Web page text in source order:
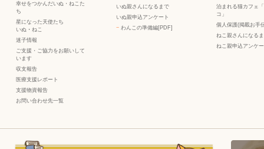
幸せをつかんだいぬ・ねこた
ち
星になった天使たち
いぬ ・ ねこ
迷子情報
ご支援・ご協力をお願いして
います
収支報告
医療支援レポート
支援物資報告
お問い合わせ先一覧
いぬ親さんになるまで
いぬ親申込アンケート
− わんこの準備編[PDF]
泊まれる猫カフェ
コ」
個人保護(掲載お手
ねこ親さんになる
ねこ親申込アンケ